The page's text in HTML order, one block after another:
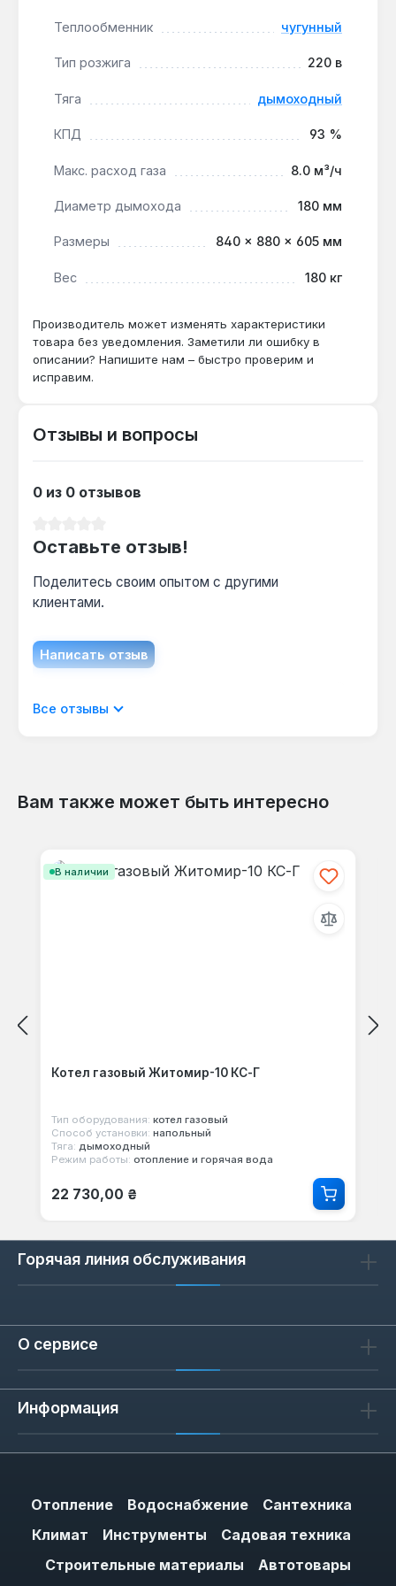
тепла. Чугунный теплообменник требует защиты
от резких перепадов температур — не
разогретый котёл. Производство — Украина.
Подходит ли для отопления дома 500 м²?
Да — мощность 70 кВт и КПД 93 %
покрывает площадь 500 м² с запасом.
системой отопления?
Да — котёл совместим с закрытыми
системами с давлением до 0.3 МПа, что
позволяет интегрировать его в герметичные
Теплообменник чугунный
Тип розжига 220 в
Тяга дымоходный
КПД 93 %
Макс. расход газа 8.0 м³/ч
Диаметр дымохода 180 мм
Размеры 840 × 880 × 605 мм
Вес 180 кг
Производитель может изменять характеристики
товара без уведомления. Заметили ли ошибку в
описании? Напишите нам – быстро проверим и
исправим.
Отзывы и вопросы
0 из 0 отзывов
Оставьте отзыв!
Поделитесь своим опытом с другими
клиентами.
Написать отзыв
Отображать отзывы только на текущем
Все отзывы
Вам также может быть интересно
В наличии
Котел газовый Житомир-10 КС-Г
Тип оборудования: котел газовый
Способ установки: напольный
Тяга: дымоходный
Режим работы: отопление и горячая вода
Обычная цена:
22 730,00 ₴
Горячая линия обслуживания
О сервисе
Информация
Отопление Водоснабжение
Сантехника
Климат
Инструменты
Садовая техника
Строительные материалы
Автотовары